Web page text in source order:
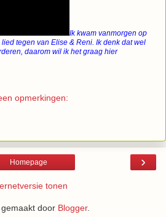
Ik kwam vanmorgen op
tegen van Elise & Reni. Ik denk dat wel
daarom wil ik het graag hier
opmerkingen:
›
Homepage
tonen
door Blogger.